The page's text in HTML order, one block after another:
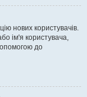
нових користувачів.
ім'я користувача,
до